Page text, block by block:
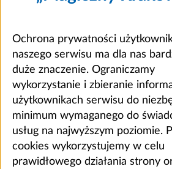
Ochrona prywatności
naszego serwisu ma dla nas
duże znaczenie. Ograniczamy
wykorzystanie i zbieranie
użytkownikach serwisu do
minimum wymaganego do
usług na najwyższym poziomie.
cookies wykorzystujemy w celu
prawidłowego działania strony